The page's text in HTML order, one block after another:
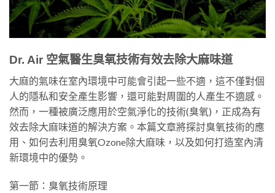
Dr. Air 空氣醫生臭氧技術有效去除大麻味道
大麻的氣味在室內環境中可能會引起一些不適，這不僅對個
人的隱私和安全產生影響，還可能對周圍的人產生不適感。
然而，一種被廣泛應用於空氣淨化的技術(臭氧)，正成為有
效去除大麻味道的解決方案。本篇文章將探討臭氧技術的應
用、如何去利用臭氧Ozone除大麻味，以及如何打造室內清
新環境中的優勢。
第一節：臭氧技術原理